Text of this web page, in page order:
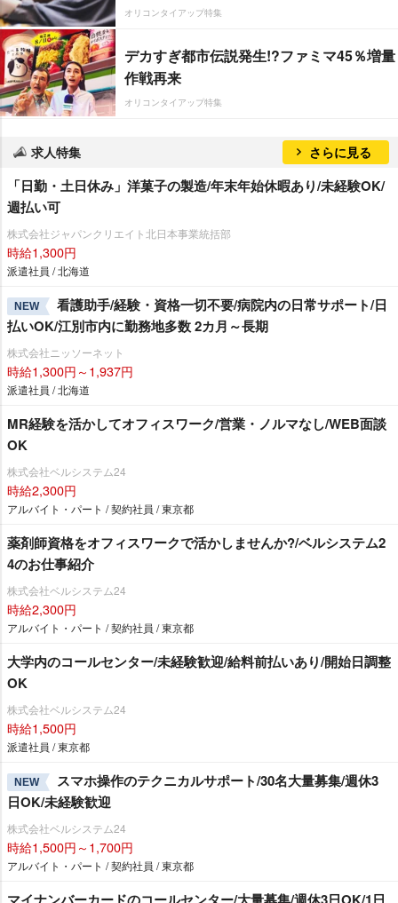
オリコンタイアップ特集
デカすぎ都市伝説発生!?ファミマ45％増量
作戦再来
オリコンタイアップ特集
求人特集 さらに見る
「日勤・土日休み」洋菓子の製造/年末年始休暇あり/未経験OK/
週払い可
株式会社ジャパンクリエイト北日本事業統括部
時給1,300円
派遣社員 / 北海道
NEW
看護助手/経験・資格一切不要/病院内の日常サポート/日
払いOK/江別市内に勤務地多数 2カ月～長期
株式会社ニッソーネット
時給1,300円～1,937円
派遣社員 / 北海道
MR経験を活かしてオフィスワーク/営業・ノルマなし/WEB面談
OK
株式会社ベルシステム24
時給2,300円
アルバイト・パート / 契約社員 / 東京都
薬剤師資格をオフィスワークで活かしませんか?/ベルシステム2
4のお仕事紹介
株式会社ベルシステム24
時給2,300円
アルバイト・パート / 契約社員 / 東京都
大学内のコールセンター/未経験歓迎/給料前払いあり/開始日調整
OK
株式会社ベルシステム24
時給1,500円
派遣社員 / 東京都
NEW
スマホ操作のテクニカルサポート/30名大量募集/週休3
日OK/未経験歓迎
株式会社ベルシステム24
時給1,500円～1,700円
アルバイト・パート / 契約社員 / 東京都